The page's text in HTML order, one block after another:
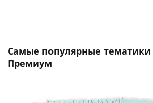
Самые популярные тематики
Премиум